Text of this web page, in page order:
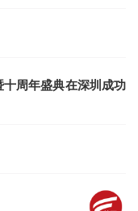
周年盛典在深圳成功